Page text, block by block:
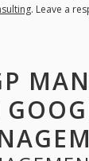
. Leave a